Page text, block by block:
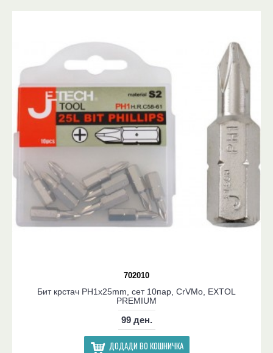
702010
Бит крстач PH1x25mm, сет 10пар, CrVMo, EXTOL
PREMIUM
99 ден.
ДОДАДИ ВО КОШНИЧКА